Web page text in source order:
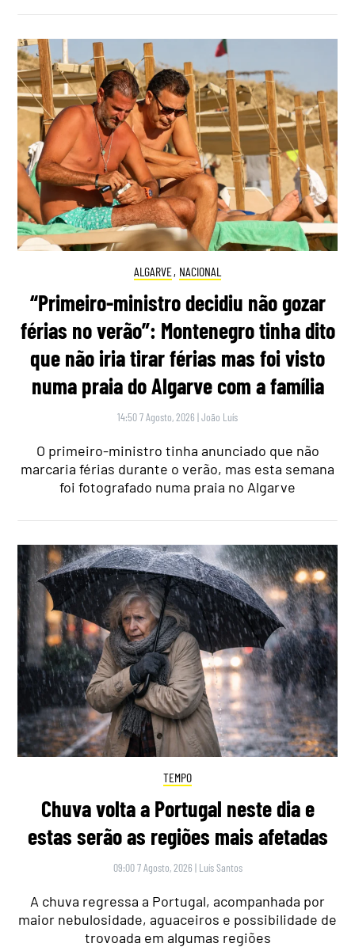
ALGARVE, NACIONAL
“Primeiro-ministro decidiu não gozar
férias no verão”: Montenegro tinha dito
que não iria tirar férias mas foi visto
numa praia do Algarve com a família
14:50 7 Agosto, 2026 |João Luís
O primeiro-ministro tinha anunciado que não
marcaria férias durante o verão, mas esta semana
foi fotografado numa praia no Algarve
TEMPO
Chuva volta a Portugal neste dia e
estas serão as regiões mais afetadas
09:00 7 Agosto, 2026 | Luís Santos
A chuva regressa a Portugal, acompanhada por
maior nebulosidade, aguaceiros e possibilidade de
trovoada em algumas regiões